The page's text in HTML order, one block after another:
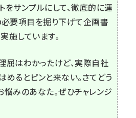
をサンプルにして、徹底的に運
要項目を掘り下げて企画書
施しています。
屈はわかったけど、実際自社
めるとピンと来ない。さてどう
みのあなた。ぜひチャレンジ